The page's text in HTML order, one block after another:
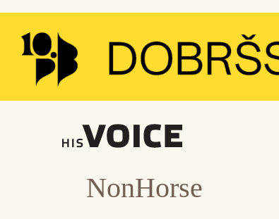
Přeskočit
obsah
NonHorse